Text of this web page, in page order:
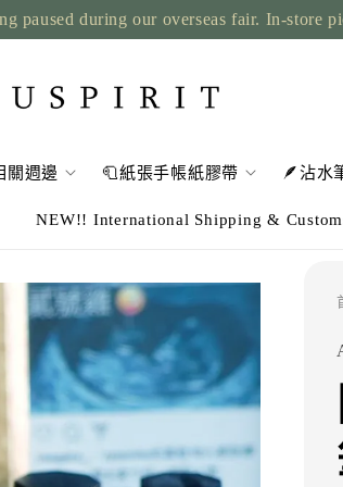
paused during our overseas fair. In-store
關週邊 🧻紙張手帳紙膠帶 🪶沾水
NEW!! International Shipping &